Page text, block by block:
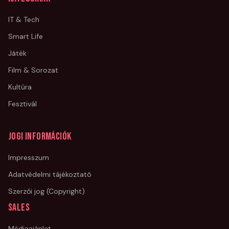
IT & Tech
Smart Life
Játék
Film & Sorozat
Kultúra
Fesztivál
Jogi információk
Impresszum
Adatvédelmi tájékoztató
Szerzői jog (Copyright)
Sales